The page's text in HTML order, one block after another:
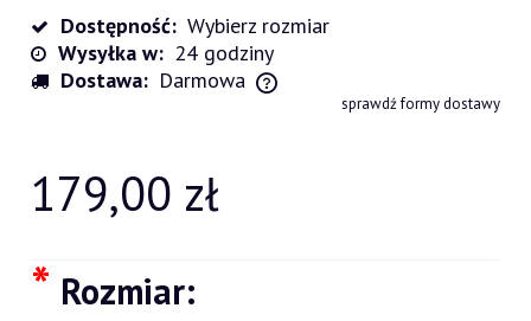
Dostępność: Wybierz rozmiar
Wysyłka w: 24 godziny
Dostawa: Darmowa
Cena nie zawiera ewentualnych kosztów płatnościsprawdź formy dostawy
179,00 zł
* Rozmiar: